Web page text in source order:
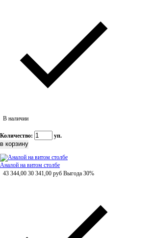
В наличии
Количество: уп.
Аналой на витом столбе
43 344,00 30 341,00 руб Выгода 30%